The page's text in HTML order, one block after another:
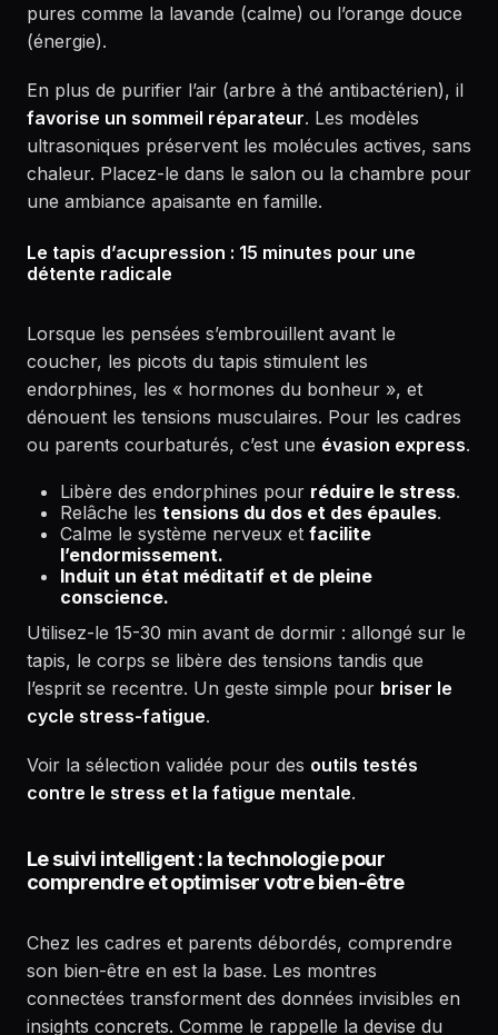
pures comme la lavande (calme) ou l’orange douce
(énergie).
En plus de purifier l’air (arbre à thé antibactérien), il
favorise un sommeil réparateur. Les modèles
ultrasoniques préservent les molécules actives, sans
chaleur. Placez-le dans le salon ou la chambre pour
une ambiance apaisante en famille.
Le tapis d’acupression : 15 minutes pour une
détente radicale
Lorsque les pensées s’embrouillent avant le
coucher, les picots du tapis stimulent les
endorphines, les « hormones du bonheur », et
dénouent les tensions musculaires. Pour les cadres
ou parents courbaturés, c’est une évasion express.
Libère des endorphines pour réduire le stress.
Relâche les tensions du dos et des épaules.
Calme le système nerveux et facilite
l’endormissement.
Induit un état méditatif et de pleine
conscience.
Utilisez-le 15-30 min avant de dormir : allongé sur le
tapis, le corps se libère des tensions tandis que
l’esprit se recentre. Un geste simple pour briser le
cycle stress-fatigue.
Voir la sélection validée pour des outils testés
contre le stress et la fatigue mentale.
Le suivi intelligent : la technologie pour
comprendre et optimiser votre bien-être
Chez les cadres et parents débordés, comprendre
son bien-être en est la base. Les montres
connectées transforment des données invisibles en
insights concrets. Comme le rappelle la devise du